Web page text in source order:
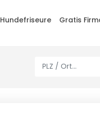
Hundefriseure Gratis